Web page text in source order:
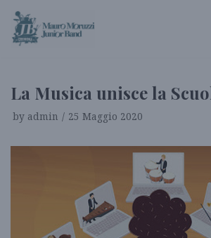
Vai
al
La Musica unisce la
by admin 25 Maggio 2020